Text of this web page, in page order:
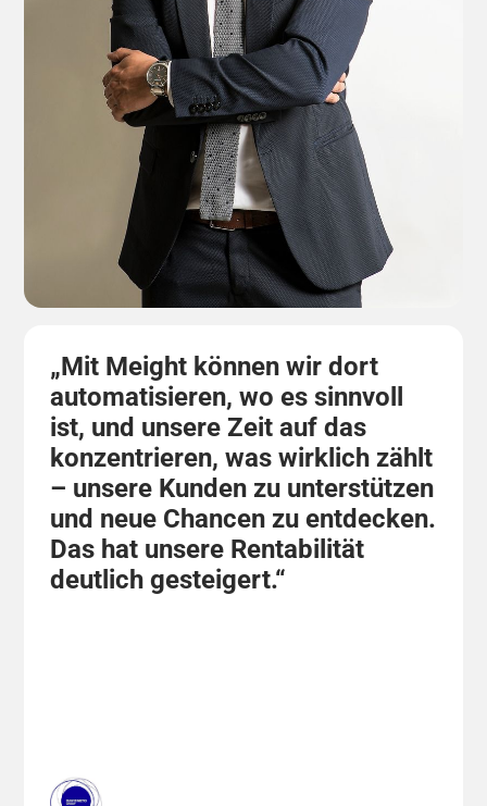
„Mit Meight können wir dort
automatisieren, wo es sinnvoll
ist, und unsere Zeit auf das
konzentrieren, was wirklich zählt
– unsere Kunden zu unterstützen
und neue Chancen zu entdecken.
Das hat unsere Rentabilität
deutlich gesteigert.“